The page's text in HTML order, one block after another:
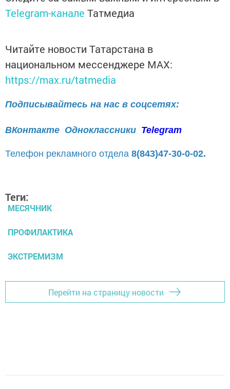
Telegram-канале Татмедиа
Читайте новости Татарстана в
национальном мессенджере MАХ:
https://max.ru/tatmedia
Подписывайтесь на нас в соцсетях:
ВКонтакте Одноклассники Telegram
Телефон рекламного отдела 8(843)47-30-0-02.
Теги:
МЕСЯЧНИК
ПРОФИЛАКТИКА
ЭКСТРЕМИЗМ
Перейти на страницу новости